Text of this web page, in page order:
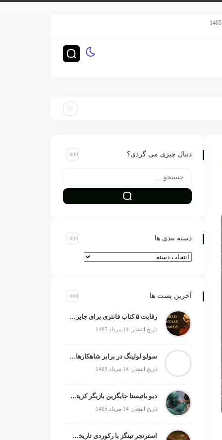
دنبال چیزی می گردی؟
دسته بندی ها
آخرین پست ها
رقابت ۵ کتاب فانتزی برای جایزه جهانی ۲۰۲۶
تاریخ انتشار: 14 مرداد 1405
سولو لولینگ در برابر شاهکارهای انیمه؛ چه چیزی کم دارد؟
تاریخ انتشار: 14 مرداد 1405
دیو باتیستا جایگزین بازیگر کریتوس می‌شود؟
تاریخ انتشار: 14 مرداد 1405
استرنجر تینگز با رکوردی تاریخی صدرنشین شد